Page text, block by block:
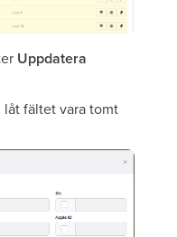
Uppdatera
låt fältet vara tomt